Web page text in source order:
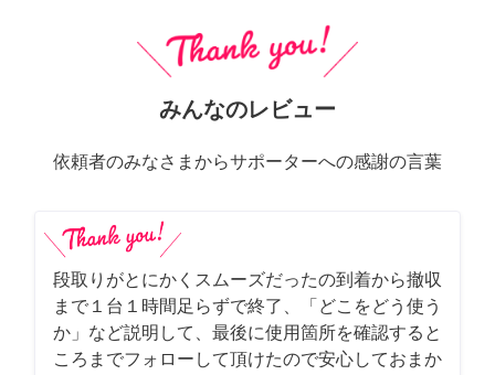
みんなのレビュー
依頼者のみなさまからサポーターへの感謝の言葉
段取りがとにかくスムーズだったの到着から撤収
まで１台１時間足らずで終了、「どこをどう使う
か」など説明して、最後に使用箇所を確認すると
ころまでフォローして頂けたので安心しておまか